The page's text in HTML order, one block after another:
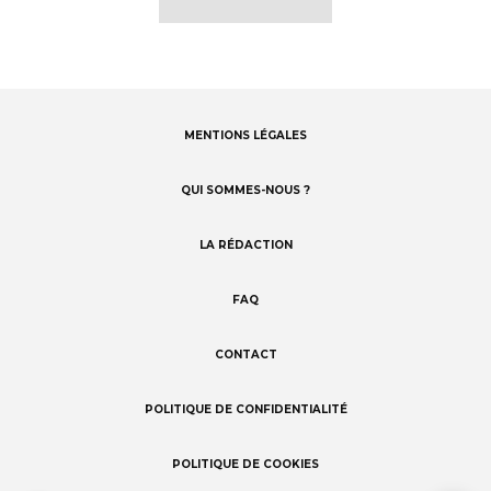
MENTIONS LÉGALES
QUI SOMMES-NOUS ?
LA RÉDACTION
FAQ
CONTACT
POLITIQUE DE CONFIDENTIALITÉ
POLITIQUE DE COOKIES